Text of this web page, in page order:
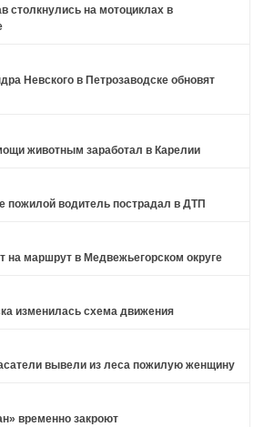
столкнулись на мотоциклах в
Невского в Петрозаводске обновят
животным заработал в Карелии
пожилой водитель пострадал в ДТП
на маршрут в Медвежьегорском округе
изменилась схема движения
вывели из леса пожилую женщину
временно закроют